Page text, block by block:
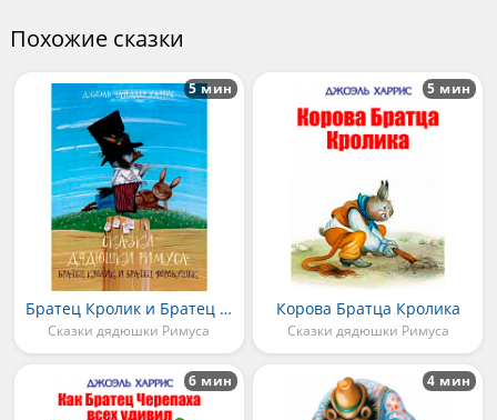
Похожие сказки
Братец Кролик и Братец Воробушек
Сказки дядюшки Римуса
5 мин
Корова Братца Кролика
Сказки дядюшки Римуса
5 мин
6 мин 4 мин